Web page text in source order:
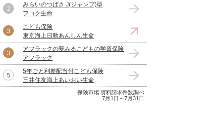
みらいのつばさ J(ジャンプ)型
フコク生命
こども保険
東京海上日動あんしん生命
アフラックの夢みるこどもの学資保険
アフラック
5年ごと利差配当付こども保険
三井住友海上あいおい生命
保険市場 資料請求件数調べ
7月1日～7月31日